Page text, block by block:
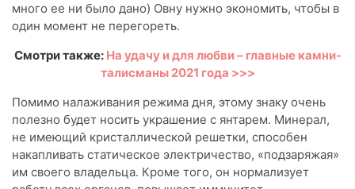
много ее ни было дано) Овну нужно экономить, чтобы в
один момент не перегореть.
Смотри также: На удачу и для любви – главные камни-
талисманы 2021 года >>>
Помимо налаживания режима дня, этому знаку очень
полезно будет носить украшение с янтарем. Минерал,
не имеющий кристаллической решетки, способен
накапливать статическое электричество, «подзаряжая»
им своего владельца. Кроме того, он нормализует